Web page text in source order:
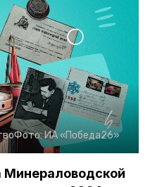
Фото:ИА «Победа26»
Минераловодской